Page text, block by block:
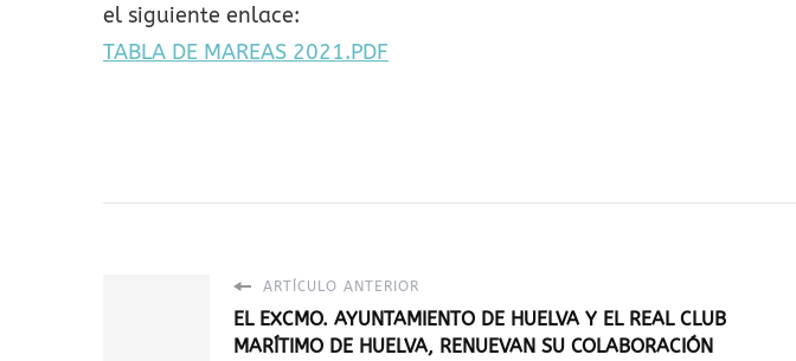
el siguiente enlace:
TABLA DE MAREAS 2021.PDF
ARTÍCULO ANTERIOR
EL EXCMO. AYUNTAMIENTO DE HUELVA Y EL REAL CLUB
MARÍTIMO DE HUELVA, RENUEVAN SU COLABORACIÓN